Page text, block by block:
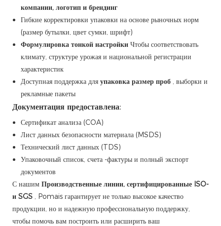
компании, логотип и брендинг
Гибкие корректировки упаковки на основе рыночных норм
(размер бутылки, цвет сумки, шрифт)
Формулировка тонкой настройки Чтобы соответствовать
климату, структуре урожая и национальной регистрации
характеристик
Доступная поддержка для упаковка размер проб , выборки и
рекламные пакеты
Документация предоставлена:
Сертификат анализа (COA)
Лист данных безопасности материала (MSDS)
Технический лист данных (TDS)
Упаковочный список, счета -фактуры и полный экспорт
документов
С нашим Производственные линии, сертифицированные ISO-
и SGS , Pomais гарантирует не только высокое качество
продукции, но и надежную профессиональную поддержку,
чтобы помочь вам построить или расширить ваш